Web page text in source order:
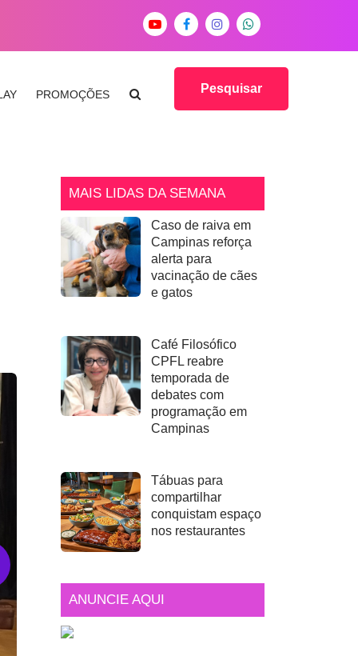
PROMOÇÕES Pesquisar
MAIS LIDAS DA SEMANA
Caso de raiva em
Campinas reforça
alerta para
vacinação de cães
e gatos
Café Filosófico
CPFL reabre
temporada de
debates com
programação em
Campinas
Tábuas para
compartilhar
conquistam espaço
nos restaurantes
ANUNCIE AQUI